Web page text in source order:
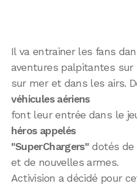
Il va entrainer les fans
aventures palpitantes sur
sur mer et dans les airs.
véhicules aériens
font leur entrée dans le
héros appelés
"SuperChargers" dotés de
et de nouvelles armes.
Activision a décidé pour